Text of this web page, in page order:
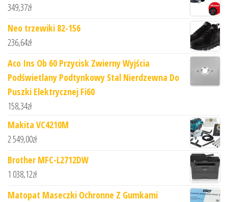
349,37zł
Neo trzewiki 82-156
236,64zł
Aco Ins Ob 60 Przycisk Zwierny Wyjścia
Podświetlany Podtynkowy Stal Nierdzewna Do
Puszki Elektrycznej Fi60
158,34zł
Makita VC4210M
2 549,00zł
Brother MFC-L2712DW
1 038,12zł
Matopat Maseczki Ochronne Z Gumkami